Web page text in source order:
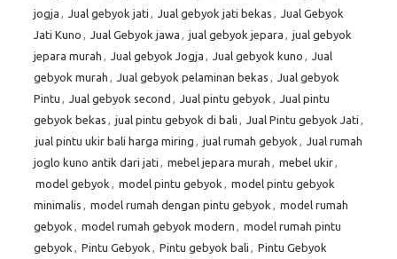
jogja , Jual gebyok jati , Jual gebyok jati bekas , Jual Gebyok
Jati Kuno , Jual Gebyok jawa , jual gebyok jepara , jual gebyok
jepara murah , Jual gebyok Jogja , Jual gebyok kuno , Jual
gebyok murah , Jual gebyok pelaminan bekas , Jual gebyok
Pintu , Jual gebyok second , Jual pintu gebyok , Jual pintu
gebyok bekas , jual pintu gebyok di bali , Jual Pintu gebyok Jati ,
jual pintu ukir bali harga miring , jual rumah gebyok , Jual rumah
joglo kuno antik dari jati , mebel jepara murah , mebel ukir,
model gebyok , model pintu gebyok , model pintu gebyok
minimalis , model rumah dengan pintu gebyok , model rumah
gebyok , model rumah gebyok modern , model rumah pintu
gebyok , Pintu Gebyok , Pintu gebyok bali , Pintu Gebyok